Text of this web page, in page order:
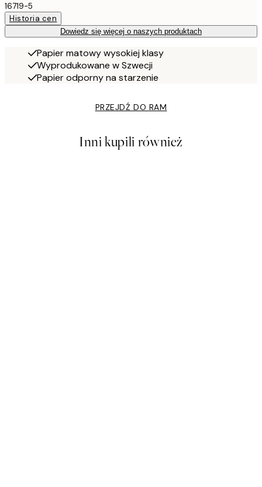
16719-5
Historia cen
Dowiedz się więcej o naszych produktach
Papier matowy wysokiej klasy
Wyprodukowane w Szwecji
Papier odporny na starzenie
PRZEJDŹ DO RAM
Inni kupili również